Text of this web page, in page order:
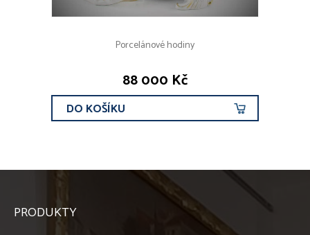
Porcelánové hodiny
88 000 Kč
DO KOŠÍKU
PRODUKTY